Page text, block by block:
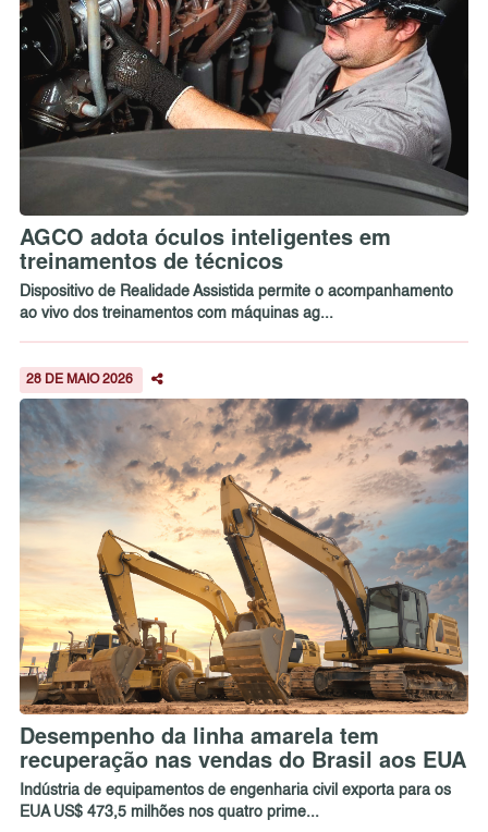
AGCO adota óculos inteligentes em
treinamentos de técnicos
Dispositivo de Realidade Assistida permite o acompanhamento
ao vivo dos treinamentos com máquinas ag...
28 DE MAIO 2026
Desempenho da linha amarela tem
recuperação nas vendas do Brasil aos EUA
Indústria de equipamentos de engenharia civil exporta para os
EUA US$ 473,5 milhões nos quatro prime...